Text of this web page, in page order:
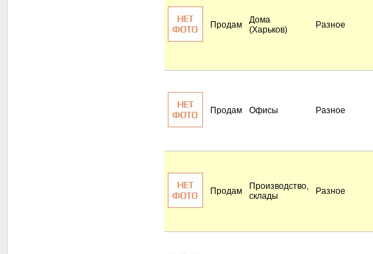
Продам
Дома
(Харьков)
Разное
Продам Офисы Разное
Продам
Производство,
склады
Разное